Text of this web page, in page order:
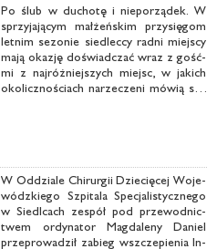
Po ślub w du­cho­tę i nie­po­rzą­dek. W
sprzy­ja­ją­cym mał­żeń­skim przy­się­gom
let­nim se­zo­nie sie­dlec­cy rad­ni miej­scy
ma­ją oka­zję do­świad­czać wraz z go­ść­
mi z naj­róż­niej­szych miejsc, w ja­kich
oko­licz­no­ściach na­rze­cze­ni mó­wią so­
W Od­dzia­le Chi­rur­gii Dzie­cię­cej Wo­je­
wódz­kie­go Szpi­ta­la Spe­cja­li­stycz­ne­go
w Sie­dl­cach ze­spół pod prze­wod­nic­
twem or­dy­na­tor Mag­da­le­ny Da­niel
prze­pro­wa­dził za­bieg wsz­cze­pie­nia In­